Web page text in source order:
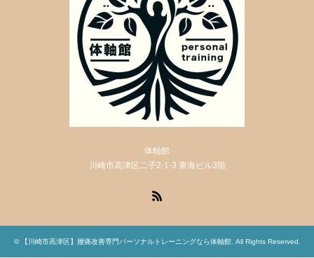
体軸館
川崎市高津区二子2-1-3 東海ビル3階
© 【川崎市高津区】腰痛改善専門パーソナルトレーニングなら体軸館. All Rights Reserved.